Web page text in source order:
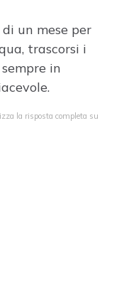
un mese per
trascorsi i
in
la risposta completa su